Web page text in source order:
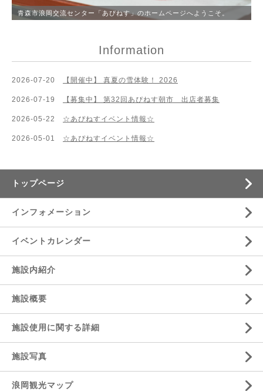
青森市浪岡交流センター「あぴねす」のホームページへようこそ。
Information
2026-07-20 【開催中】 真夏の雪体験！ 2026
2026-07-19 【募集中】 第32回あぴねす朝市 出店者募集
2026-05-22 ☆あぴねすイベント情報☆
2026-05-01 ☆あぴねすイベント情報☆
トップページ
インフォメーション
イベントカレンダー
施設内紹介
施設概要
施設使用に関する詳細
施設写真
浪岡観光マップ